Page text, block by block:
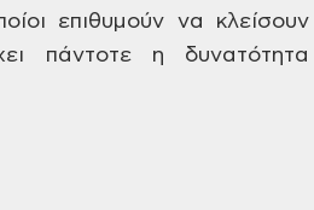
επιθυμούν να κλείσουν
πάντοτε η δυνατότητα